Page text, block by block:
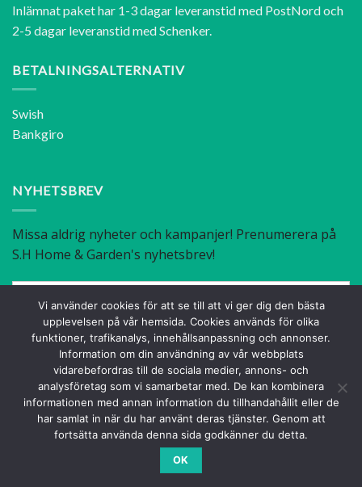
Inlämnat paket har 1-3 dagar leveranstid med PostNord och
2-5 dagar leveranstid med Schenker.
BETALNINGSALTERNATIV
Swish
Bankgiro
NYHETSBREV
Facebook
Instagram
Copyright 2020 © S.H Home & Garden
Vi använder cookies för att se till att vi ger dig den bästa
upplevelsen på vår hemsida. Cookies används för olika
funktioner, trafikanalys, innehållsanpassning och annonser.
Information om din användning av vår webbplats
vidarebefordras till de sociala medier, annons- och
analysföretag som vi samarbetar med. De kan kombinera
informationen med annan information du tillhandahållit eller de
har samlat in när du har använt deras tjänster. Genom att
fortsätta använda denna sida godkänner du detta.
OK